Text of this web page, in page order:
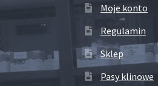
Moje konto
Regulamin
Sklep
Pasy klinowe